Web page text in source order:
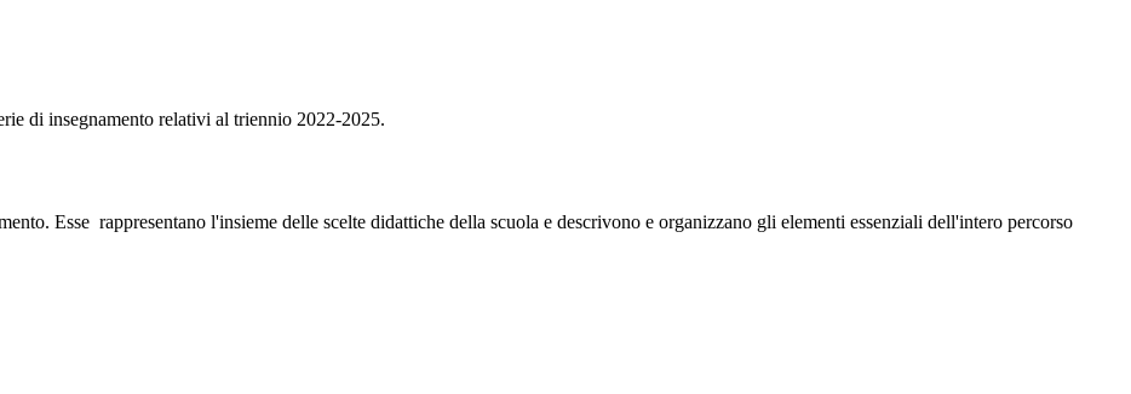
di insegnamento relativi al triennio 2022-2025.
Esse rappresentano l'insieme delle scelte didattiche della scuola e descrivono e organizzano gli elementi essenziali dell'intero percorso